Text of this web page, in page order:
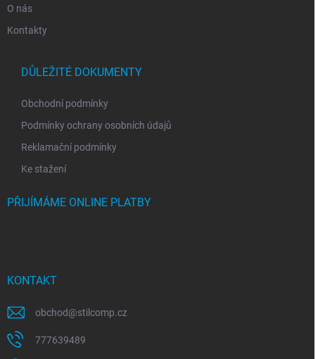
O nás
Kontakty
DŮLEŽITÉ DOKUMENTY
Obchodní podmínky
Podmínky ochrany osobních údajů
Reklamační podmínky
Ke stažení
PŘIJÍMÁME ONLINE PLATBY
KONTAKT
obchod@stilcomp.cz
777639489